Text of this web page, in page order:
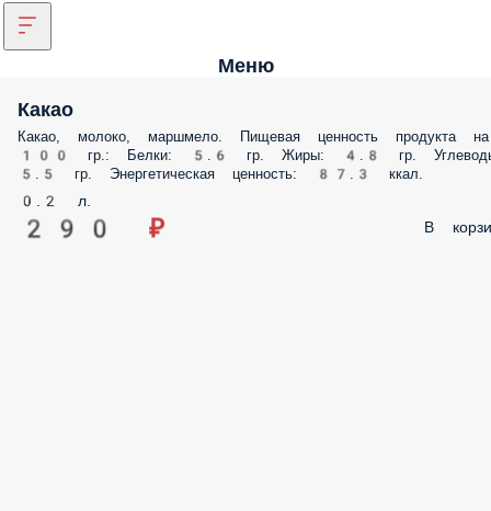
Меню
Какао
Какао, молоко, маршмело. Пищевая ценность продукта на
100 гр.: Белки: 5.6 гр. Жиры: 4.8 гр.
5.5 гр. Энергетическая ценность: 87.3 ккал.
0.2 л.
290 ₽ В